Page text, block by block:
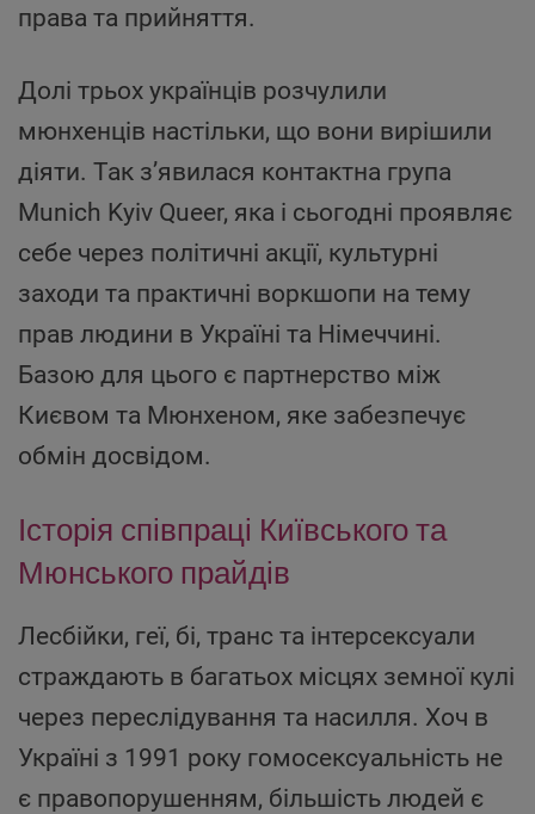
права та прийняття.
Долі трьох українців розчулили
мюнхенців настільки, що вони вирішили
діяти. Так з’явилася контактна група
Munich Kyiv Queer, яка і сьогодні проявляє
себе через політичні акції, культурні
заходи та практичні воркшопи на тему
прав людини в Україні та Німеччині.
Базою для цього є партнерство між
Києвом та Мюнхеном, яке забезпечує
обмін досвідом.
Історія співпраці Київського та
Мюнського прайдів
Лесбійки, геї, бі, транс та інтерсексуали
страждають в багатьох місцях земної кулі
через переслідування та насилля. Хоч в
Україні з 1991 року гомосексуальність не
є правопорушенням, більшість людей є